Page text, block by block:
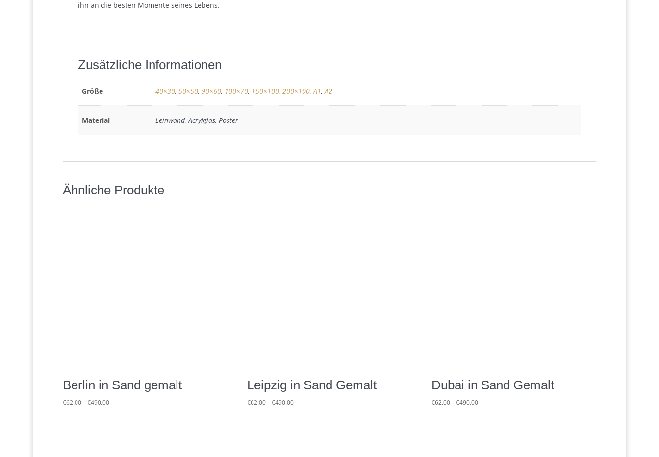
ihn an die besten Momente seines Lebens.
Zusätzliche Informationen
Größe 40×30, 50×50, 90×60, 100×70, 150×100, 200×100,A1,A2
Material Leinwand, Acrylglas, Poster
Ähnliche Produkte
Berlin in Sand gemalt
€62.00–€490.00Preisspanne:
Leipzig in Sand Gemalt
€62.00–€490.00Preisspanne:
Dubai in Sand Gemalt
€62.00–€490.00Preisspanne: